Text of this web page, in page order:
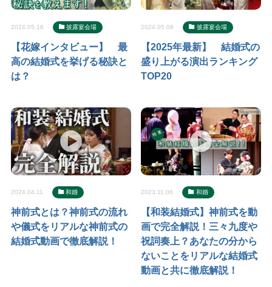
【花嫁インタビュー】 最
高の結婚式を挙げる秘訣と
は？
2024.05.16 披露宴会場
【2025年最新】 結婚式の
盛り上がる演出ランキング
TOP20
2024.05.09 披露宴会場
神前式とは？神前式の流れ
や儀式をリアルな神前式の
結婚式動画で徹底解説！
2024.04.11 和婚
【和装結婚式】神前式を動
画で完全解説！三々九度や
祝詞奏上？あなたの分から
ないことをリアルな結婚式
動画と共に徹底解説！
2023.11.06 和婚